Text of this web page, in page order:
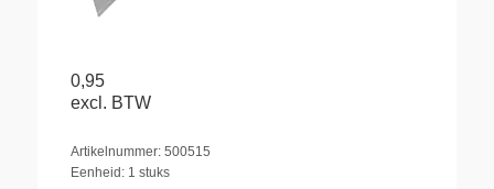
0,95
excl. BTW
Artikelnummer: 500515
Eenheid: 1 stuks